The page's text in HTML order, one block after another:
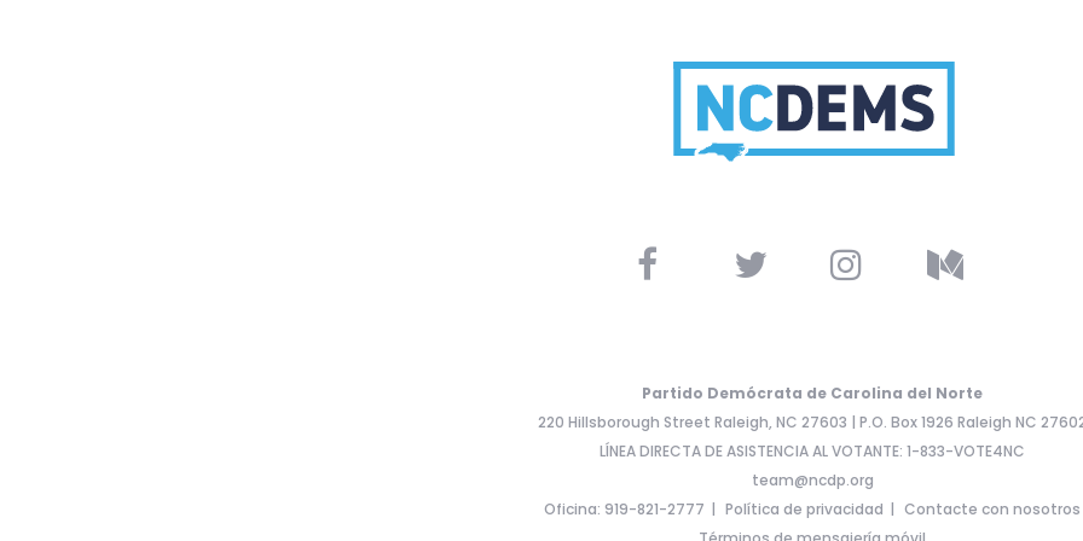
Partido Demócrata de Carolina del Norte
220 Hillsborough Street Raleigh, NC 27603 | P.O. Box 1926 Raleigh NC
LÍNEA DIRECTA DE ASISTENCIA AL VOTANTE: 1-833-VOTE4NC
team@ncdp.org
Oficina: 919-821-2777
Política de privacidad
Contacte con nosotros